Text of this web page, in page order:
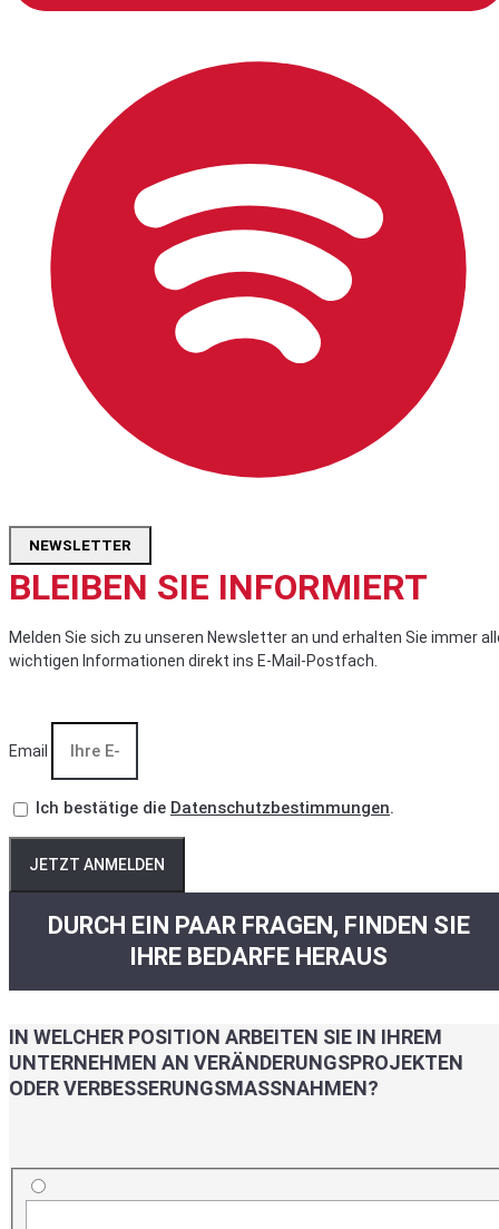
NEWSLETTER
BLEIBEN SIE INFORMIERT
Melden Sie sich zu unseren Newsletter an und erhalten Sie immer
wichtigen Informationen direkt ins E-Mail-Postfach.
Email
Ich bestätige die Datenschutzbestimmungen.
JETZT ANMELDEN
DURCH EIN PAAR FRAGEN, FINDEN SIE
IHRE BEDARFE HERAUS
IN WELCHER POSITION ARBEITEN SIE IN IHREM
UNTERNEHMEN AN VERÄNDERUNGSPROJEKTEN
ODER VERBESSERUNGSMASSNAHMEN?